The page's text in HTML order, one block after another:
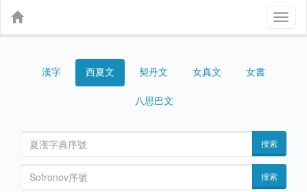
漢字 西夏文 契丹文 女真文 女書
八思巴文
搜索
搜索